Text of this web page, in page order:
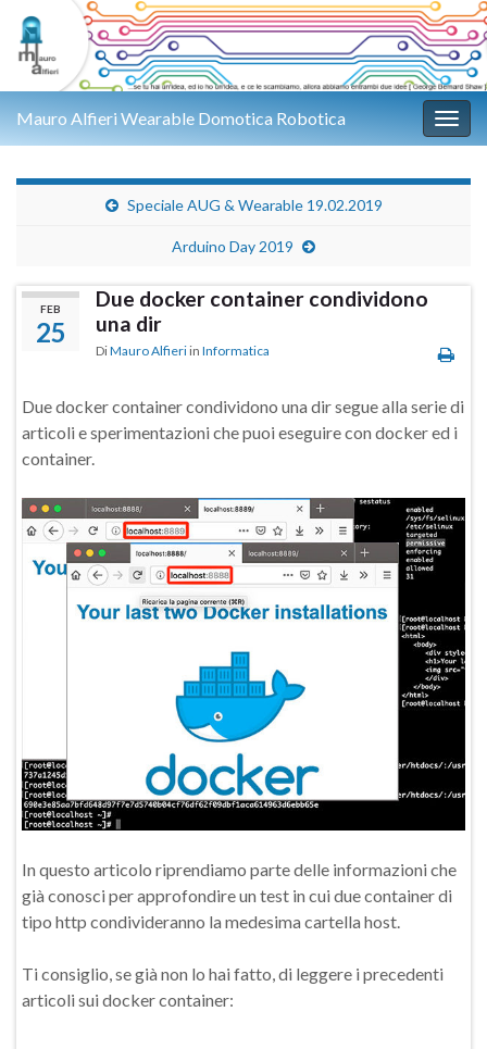
Mauro Alfieri Wearable Domotica Robotica
Speciale AUG & Wearable 19.02.2019
Arduino Day 2019
FEB
25
Due docker container condividono
una dir
DiMauro Alfieri in Informatica
Due docker container condividono una dir segue alla serie di
articoli e sperimentazioni che puoi eseguire con docker ed i
container.
In questo articolo riprendiamo parte delle informazioni che
già conosci per approfondire un test in cui due container di
tipo http condivideranno la medesima cartella host.
Ti consiglio, se già non lo hai fatto, di leggere i precedenti
articoli sui docker container: